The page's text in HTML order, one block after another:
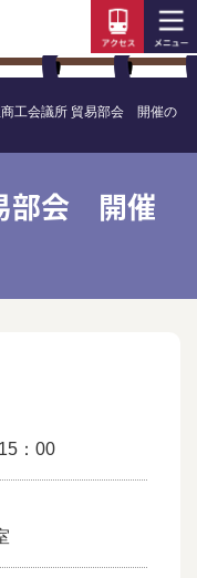
工会議所 貿易部会 開催の
部会 開催
：00